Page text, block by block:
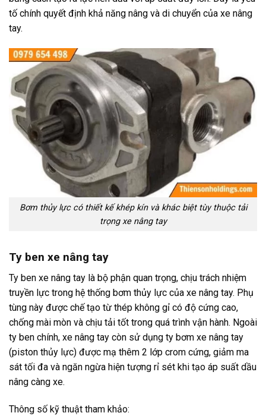
tố chính quyết định khả năng nâng và di chuyển của xe nâng
tay.
Bơm thủy lực có thiết kế khép kín và khác biệt tùy thuộc tải
trọng xe nâng tay
Ty ben xe nâng tay
Ty ben xe nâng tay là bộ phận quan trọng, chịu trách nhiệm
truyền lực trong hệ thống bơm thủy lực của xe nâng tay. Phụ
tùng này được chế tạo từ thép không gỉ có độ cứng cao,
chống mài mòn và chịu tải tốt trong quá trình vận hành. Ngoài
ty ben chính, xe nâng tay còn sử dụng ty bơm xe nâng tay
(piston thủy lực) được mạ thêm 2 lớp crom cứng, giảm ma
sát tối đa và ngăn ngừa hiện tượng rỉ sét khi tạo áp suất dầu
nâng càng xe.
Thông số kỹ thuật tham khảo: